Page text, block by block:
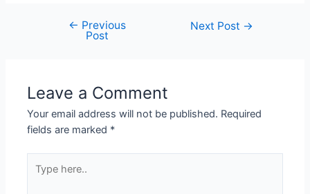
← Previous
Post
Next Post →
Leave a Comment
Your email address will not be published. Required
fields are marked *
here..